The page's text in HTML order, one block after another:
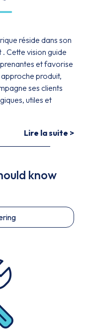
réside dans son
Cette vision guide
et favorise
approche produit,
ses clients
utiles et
Lire la suite >
know